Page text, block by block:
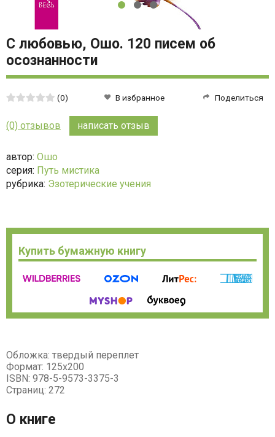
С любовью, Ошо. 120 писем об
осознанности
Средняя
из
(0) В избранное Поделиться
(0) отзывов написать отзыв
автор: Ошо
серия: Путь мистика
рубрика: Эзотерические учения
Купить бумажную книгу
Обложка: твердый переплет
Формат: 125х200
ISBN: 978-5-9573-3375-3
Страниц: 272
О книге